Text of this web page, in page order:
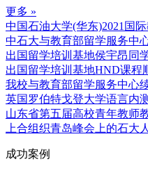
更多 »
中国石油大学(华东)2021国
中石大与教育部留学服务中
出国留学培训基地侯宇昂同
出国留学培训基地HND课程
我校与教育部留学服务中心
英国罗伯特戈登大学语言内
山东省第五届高校青年教师
上合组织青岛峰会上的石大人
成功案例